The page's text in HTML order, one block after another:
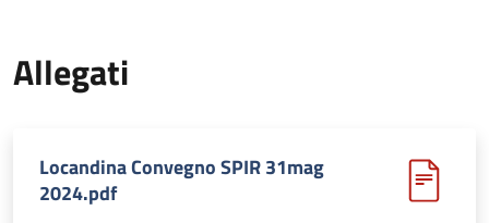
Allegati
Locandina Convegno SPIR 31mag
2024.pdf